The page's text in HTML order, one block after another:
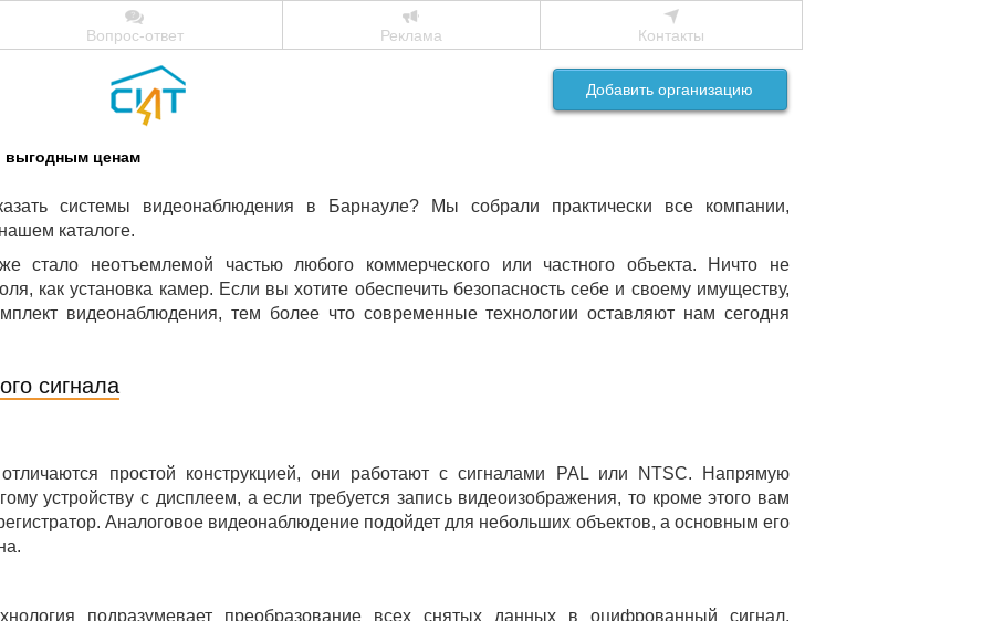
Вопрос-ответ Реклама Контакты
Добавить организацию
выгодным ценам
системы видеонаблюдения в Барнауле? Мы собрали практически все компании,
каталоге.
стало неотъемлемой частью любого коммерческого или частного объекта. Ничто не
как установка камер. Если вы хотите обеспечить безопасность себе и своему имуществу,
видеонаблюдения, тем более что современные технологии оставляют нам сегодня
сигнала
простой конструкцией, они работают с сигналами PAL или NTSC. Напрямую
устройству с дисплеем, а если требуется запись видеоизображения, то кроме этого вам
Аналоговое видеонаблюдение подойдет для небольших объектов, а основным его
подразумевает преобразование всех снятых данных в оцифрованный сигнал,